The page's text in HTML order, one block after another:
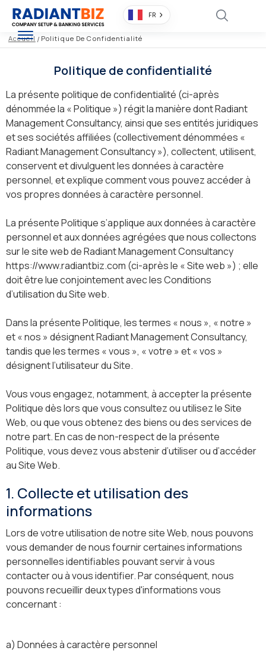
FR
Accueil / Politique De Confidentialité
Politique de confidentialité
La présente politique de confidentialité (ci-après
dénommée la « Politique ») régit la manière dont Radiant
Management Consultancy, ainsi que ses entités juridiques
et ses sociétés affiliées (collectivement dénommées «
Radiant Management Consultancy »), collectent, utilisent,
conservent et divulguent les données à caractère
personnel, et explique comment vous pouvez accéder à
vos propres données à caractère personnel.
La présente Politique s’applique aux données à caractère
personnel et aux données agrégées que nous collectons
sur le site web de Radiant Management Consultancy
https://www.radiantbiz.com (ci-après le « Site web ») ; elle
doit être lue conjointement avec les Conditions
d’utilisation du Site web.
Dans la présente Politique, les termes « nous », « notre »
et « nos » désignent Radiant Management Consultancy,
tandis que les termes « vous », « votre » et « vos »
désignent l’utilisateur du Site.
Vous vous engagez, notamment, à accepter la présente
Politique dès lors que vous consultez ou utilisez le Site
Web, ou que vous obtenez des biens ou des services de
notre part. En cas de non-respect de la présente
Politique, vous devez vous abstenir d’utiliser ou d’accéder
au Site Web.
1. Collecte et utilisation des
informations
Lors de votre utilisation de notre site Web, nous pouvons
vous demander de nous fournir certaines informations
personnelles identifiables pouvant servir à vous
contacter ou à vous identifier. Par conséquent, nous
pouvons recueillir deux types d'informations vous
concernant :
a) Données à caractère personnel